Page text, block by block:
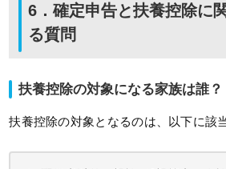
6．確定申告と扶養控除に
る質問
扶養控除の対象になる家族は誰？
扶養控除の対象となるのは、以下に該